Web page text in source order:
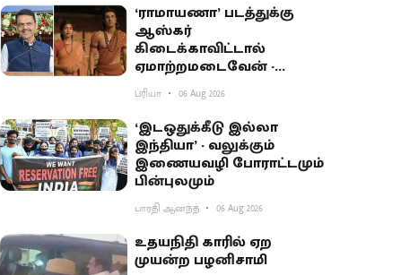
‘ராமாயணா’ படத்துக்கு
ஆஸ்கர்
கிடைக்காவிட்டால்
ஏமாற்றமடைவேன் -
மகாராஷ்டிர முதல்வர்
பகிர்வு
ப்ரியா 06 Aug 2026
‘இடஒதுக்கீடு இல்லா
இந்தியா’ - வலுக்கும்
இணையவழி போராட்டமும்
பின்புலமும்
பாரதி ஆனந்த் 06 Aug 2026
உதயநிதி காரில் ஏற
முயன்ற பழனிசாமி